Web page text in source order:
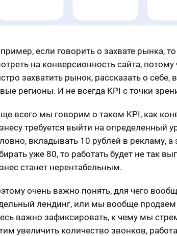
если говорить о захвате рынка,
на конверсионность сайта,
захватить рынок, рассказать о
регионы. И не всегда KPI с точки
всего мы говорим о таком KPI, как
требуется выйти на определенный
вкладывать 10 рублей в рекламу, а
уже 80, то работать будет не так
станет нерентабельным.
очень важно понять, для чего
лендинг, или мы вообще продаем
важно зафиксировать, к чему мы
увеличить количество звонков,